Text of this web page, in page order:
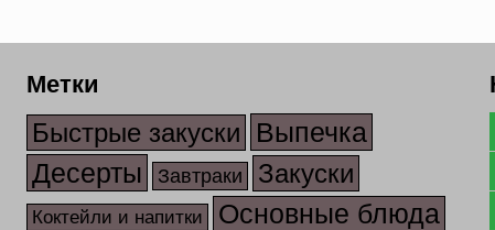
Метки
Быстрые закуски
Выпечка
Десерты
Завтраки Закуски
Коктейли и напитки Основные блюда